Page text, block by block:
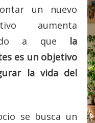
un nuevo
aumenta
a que la
es un objetivo
la vida del
se busca un